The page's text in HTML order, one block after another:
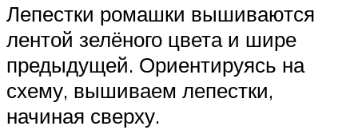
Лепестки ромашки вышиваются
лентой зелёного цвета и шире
предыдущей. Ориентируясь на
схему, вышиваем лепестки,
начиная сверху.